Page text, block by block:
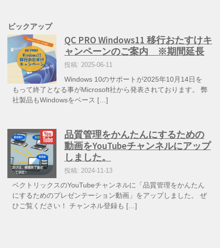
ピックアップ
QC PRO Windows11 移行おたすけキ
ャンペーンのご案内 ※期間延長
投稿: 2025-06-11
Windows 10のサポートが2025年10月14日を
もって終了となる事がMicrosoft社から発表されております。 弊
社製品もWindowsをベース […]
品質管理をかんたんにするための
動画をYouTubeチャンネルにアップ
しました。
投稿: 2024-11-13
ベクトリックスのYouTubeチャンネルに「品質管理をかんたん
にするためのプレゼンテーション動画」をアップしました。 ぜ
ひご覧ください！ チャンネル登録も […]